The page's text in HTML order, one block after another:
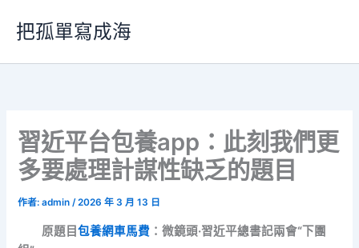
要
把孤單寫成海
習近平台包養app：此刻我們更
多要處理計謀性缺乏的題目
作者:admin/2026 年 3 月 13 日
原題目 包養網車馬費：微鏡頭·習近平總書記兩會“下團